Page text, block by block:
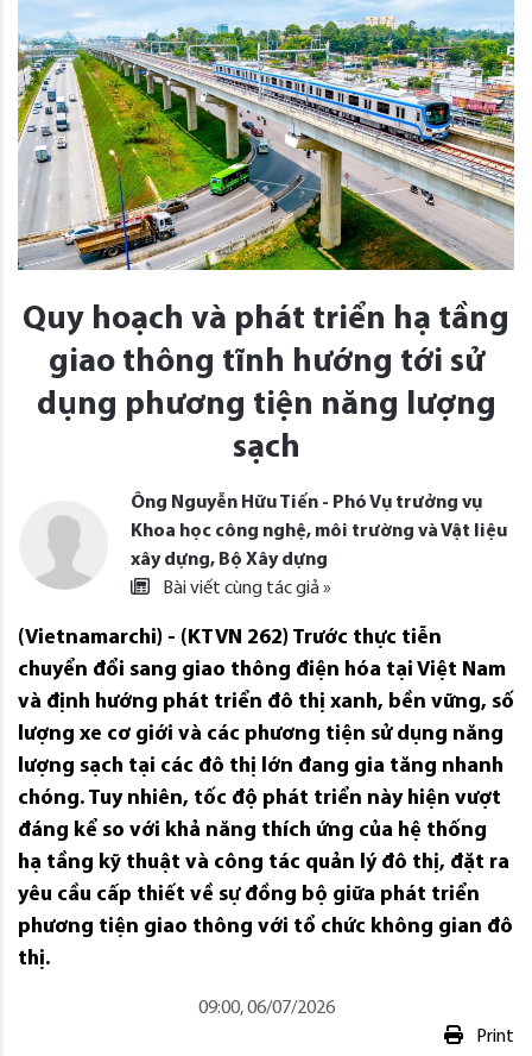
Quy hoạch và phát triển hạ tầng
giao thông tĩnh hướng tới sử
dụng phương tiện năng lượng
sạch
Ông Nguyễn Hữu Tiến - Phó Vụ trưởng vụ
Khoa học công nghệ, môi trường và Vật liệu
xây dựng, Bộ Xây dựng
Bài viết cùng tác giả »
(Vietnamarchi) - (KTVN 262) Trước thực tiễn
chuyển đổi sang giao thông điện hóa tại Việt Nam
và định hướng phát triển đô thị xanh, bền vững, số
lượng xe cơ giới và các phương tiện sử dụng năng
lượng sạch tại các đô thị lớn đang gia tăng nhanh
chóng. Tuy nhiên, tốc độ phát triển này hiện vượt
đáng kể so với khả năng thích ứng của hệ thống
hạ tầng kỹ thuật và công tác quản lý đô thị, đặt ra
yêu cầu cấp thiết về sự đồng bộ giữa phát triển
phương tiện giao thông với tổ chức không gian đô
thị.
09:00, 06/07/2026
Print